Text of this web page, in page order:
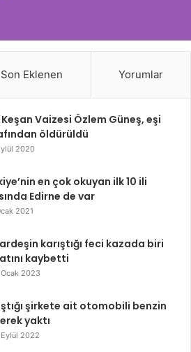
Son Eklenen Yorumlar
Keşan Vaizesi Özlem Güneş, eşi
öldürüldü
2020
en çok okuyan ilk 10 ili
Edirne de var
2021
karıştığı feci kazada biri
kaybetti
2023
şirkete ait otomobili benzin
yaktı
2022